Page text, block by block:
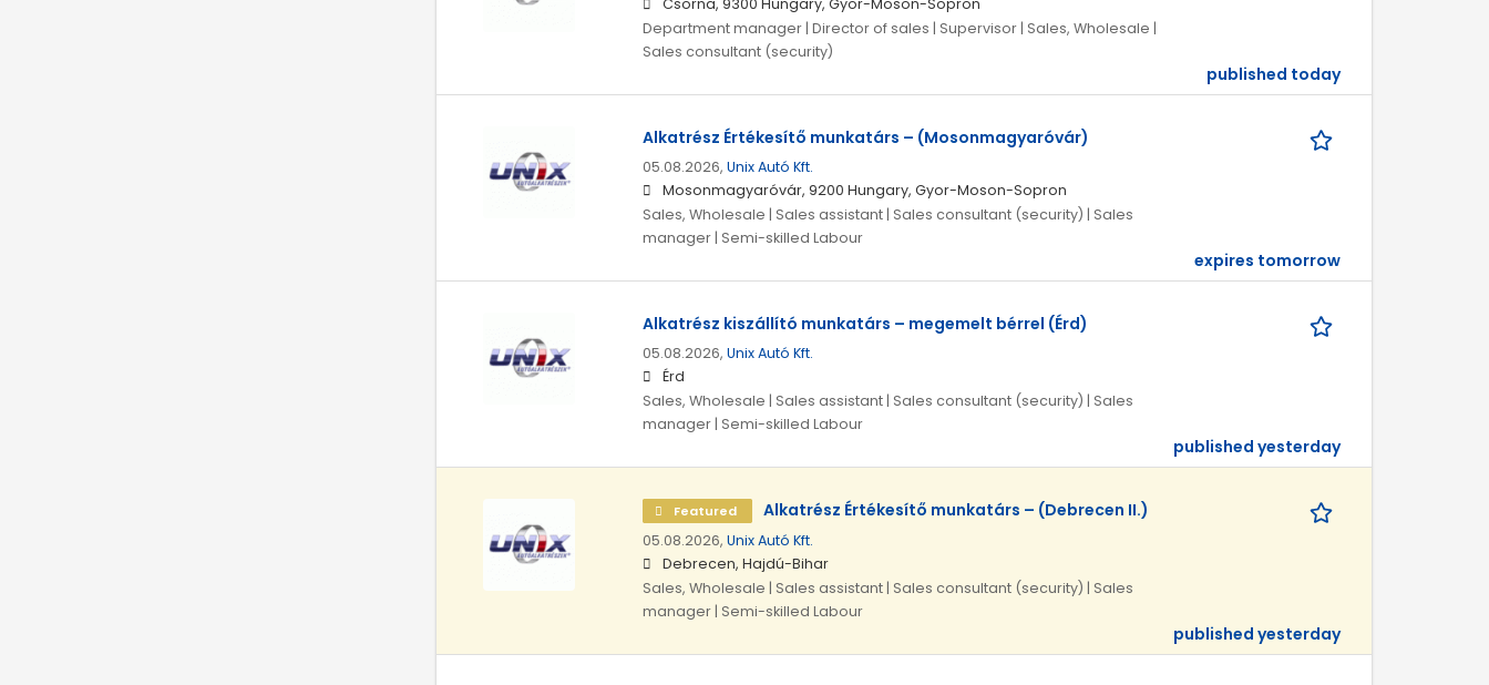
Csorna, 9300 Hungary, Gyor-Moson-Sopron
Department manager | Director of sales | Supervisor | Sales, Wholesale |
Sales consultant (security)
published today
Alkatrész Értékesítő munkatárs – (Mosonmagyaróvár)
05.08.2026, Unix Autó Kft.
Mosonmagyaróvár, 9200 Hungary, Gyor-Moson-Sopron
Sales, Wholesale | Sales assistant | Sales consultant (security) | Sales
manager | Semi-skilled Labour
expires tomorrow
Alkatrész kiszállító munkatárs – megemelt bérrel (Érd)
05.08.2026, Unix Autó Kft.
Érd
Sales, Wholesale | Sales assistant | Sales consultant (security) | Sales
manager | Semi-skilled Labour
published yesterday
Featured Alkatrész Értékesítő munkatárs – (Debrecen II.)
05.08.2026, Unix Autó Kft.
Debrecen, Hajdú-Bihar
Sales, Wholesale | Sales assistant | Sales consultant (security) | Sales
manager | Semi-skilled Labour
published yesterday